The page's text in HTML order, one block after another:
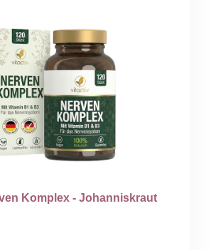
Komplex - Johanniskraut